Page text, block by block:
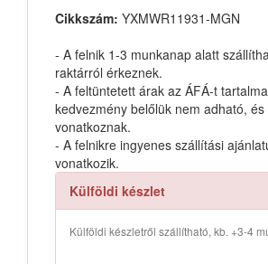
Cikkszám: YXMWR11931-MGN
- A felnik 1-3 munkanap alatt
raktárról érkeznek.
- A feltüntetett árak az ÁFÁ-t
kedvezmény belőlük nem adható,
vonatkoznak.
- A felnikre ingyenes szállítási
vonatkozik.
Külföldi készlet
Külföldi készletről szállítható, kb. +3-4